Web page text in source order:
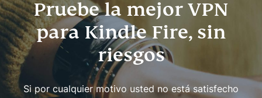
Pruebe la mejor VPN
para Kindle Fire, sin
riesgos
Si por cualquier motivo usted no está satisfecho